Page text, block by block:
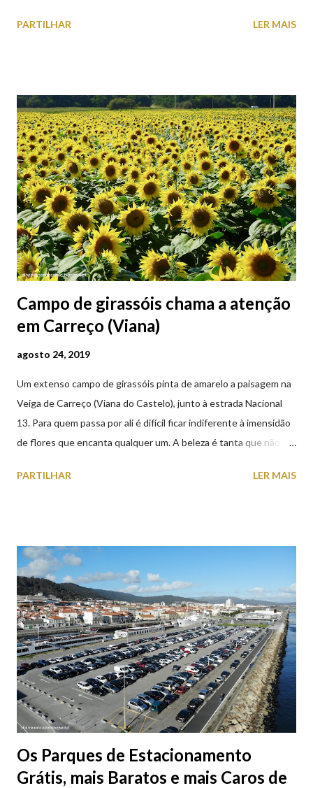
peças históricas cedidas pela IP Património que homenageiam a
PARTILHAR LER MAIS
Campo de girassóis chama a atenção
em Carreço (Viana)
agosto 24, 2019
Um extenso campo de girassóis pinta de amarelo a paisagem na
Veiga de Carreço (Viana do Castelo), junto à estrada Nacional
13. Para quem passa por ali é difícil ficar indiferente à imensidão
de flores que encanta qualquer um. A beleza é tanta que não
aproveite a paisagem como cenário para tirar algumas
PARTILHAR LER MAIS
Os Parques de Estacionamento
Grátis, mais Baratos e mais Caros de